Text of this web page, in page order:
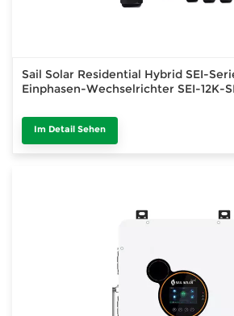
Sail Solar Residential Hybrid SEI-
Einphasen-Wechselrichter SEI-12K-
Im Detail Sehen